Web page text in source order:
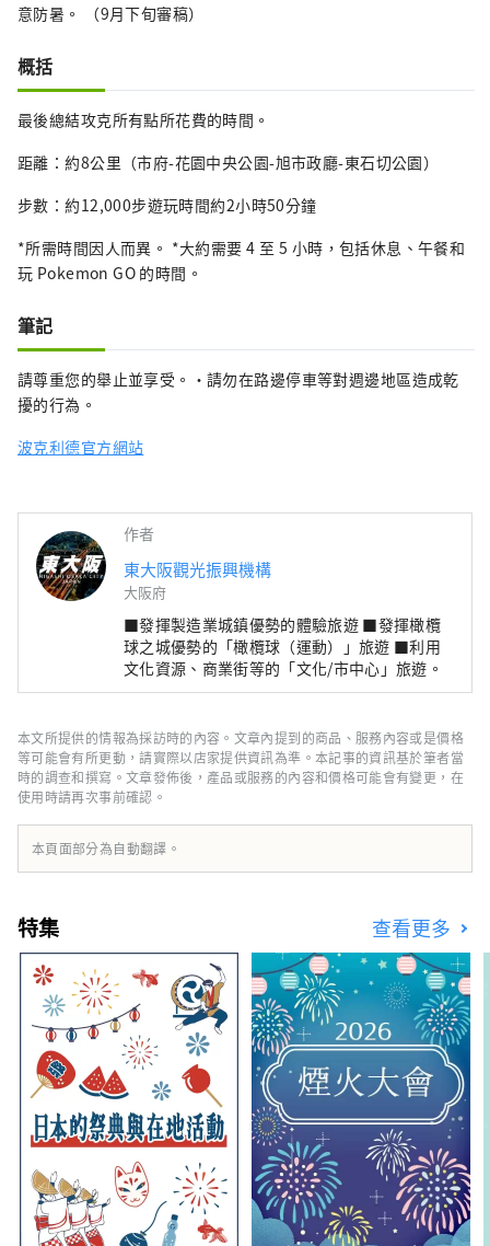
意防暑。 （9月下旬審稿）
概括
最後總結攻克所有點所花費的時間。
距離：約8公里（市府-花園中央公園-旭市政廳-東石切公園）
步數：約12,000步遊玩時間約2小時50分鐘
*所需時間因人而異。 *大約需要 4 至 5 小時，包括休息、午餐和
玩 Pokemon GO 的時間。
筆記
請尊重您的舉止並享受。・請勿在路邊停車等對週邊地區造成乾
擾的行為。
波克利德官方網站
作者
東大阪觀光振興機構
大阪府
■發揮製造業城鎮優勢的體驗旅遊 ■發揮橄欖
球之城優勢的「橄欖球（運動）」旅遊 ■利用
文化資源、商業街等的「文化/市中心」旅遊。
本文所提供的情報為採訪時的內容。文章內提到的商品、服務內容或是價格
等可能會有所更動，請實際以店家提供資訊為準。本記事的資訊基於筆者當
時的調查和撰寫。文章發佈後，產品或服務的內容和價格可能會有變更，在
使用時請再次事前確認。
本頁面部分為自動翻譯。
特集 查看更多